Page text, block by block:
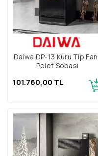
Daiwa DP-13 Kuru Tip
Pelet Sobası
101.760,00 TL